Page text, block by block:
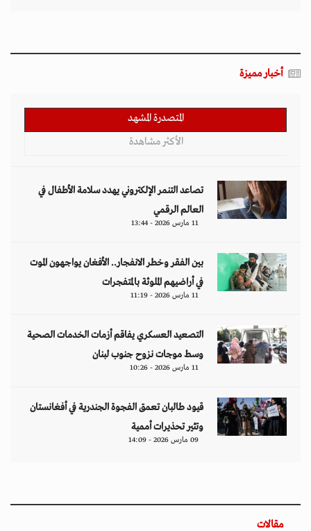
أخبار مميزة
المتصدرة المشهد
الأكثر مشاهدة
تصاعد التنمر الإلكتروني يهدد سلامة الأطفال في
العالم الرقمي
11 مارس 2026 - 13:44
بين الفقر وخطر الانفجار.. الأفغان يواجهون الموت
في أراضيهم الملوثة بالمتفجرات
11 مارس 2026 - 11:19
التصعيد العسكري يفاقم أزمات الخدمات الصحية
وسط موجات نزوح جنوب لبنان
11 مارس 2026 - 10:26
قيود طالبان تعمق الفجوة الجندرية في أفغانستان
وتثير تحذيرات أممية
09 مارس 2026 - 14:09
مقالات